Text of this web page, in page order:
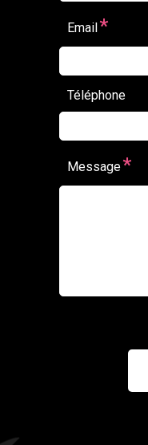
Email *
Téléphone
Message*